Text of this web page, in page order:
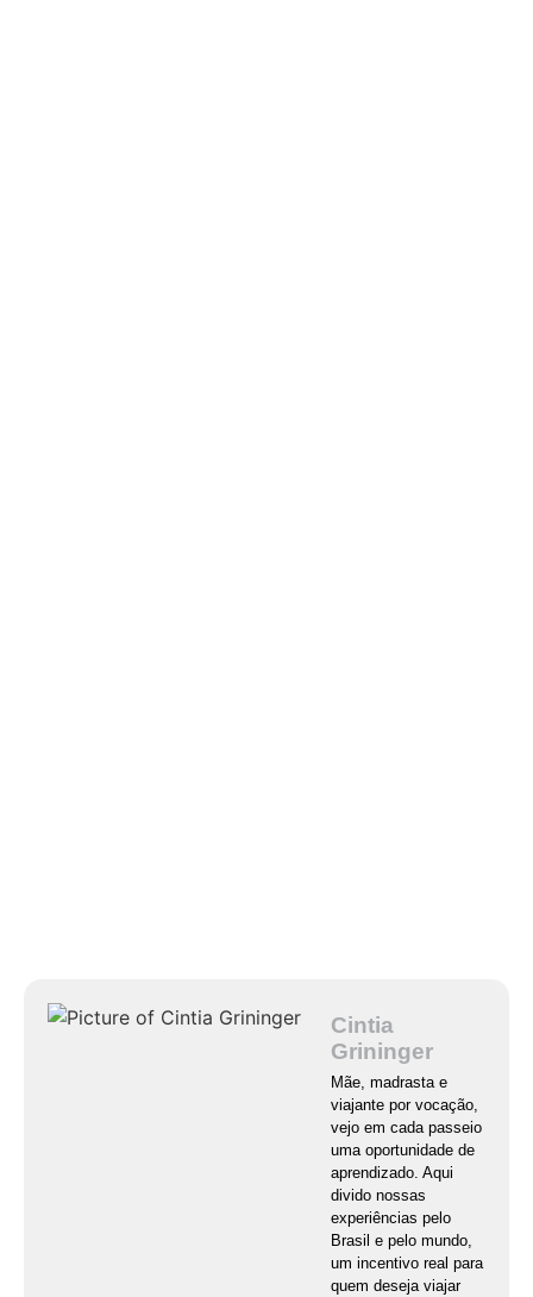
Cintia
Grininger
Mãe, madrasta e
viajante por vocação,
vejo em cada passeio
uma oportunidade de
aprendizado. Aqui
divido nossas
experiências pelo
Brasil e pelo mundo,
um incentivo real para
quem deseja viajar